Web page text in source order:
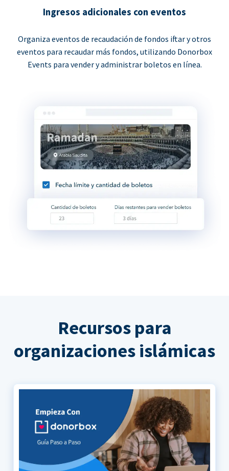
Ingresos adicionales con eventos
Organiza eventos de recaudación de fondos iftar y otros
eventos para recaudar más fondos, utilizando Donorbox
Events para vender y administrar boletos en línea.
Recursos para
organizaciones islámicas